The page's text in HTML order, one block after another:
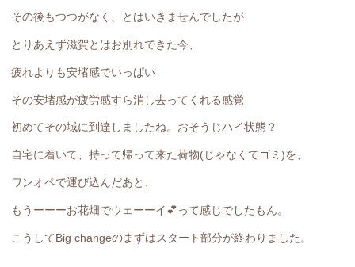
その後もつつがなく、とはいきませんでしたが
とりあえず滋賀とはお別れできた今、
疲れよりも安堵感でいっぱい
その安堵感が疲労感すら消し去ってくれる感覚
初めてその域に到達しましたね。おそうじハイ状態？
自宅に着いて、持って帰って来た荷物(じゃなくてゴミ)を、
ワンオペで運び込んだあと、
もうーーーお花畑でウェーーイ💕って感じでしたもん。
こうしてBig changeのまずはスタート部分が終わりました。